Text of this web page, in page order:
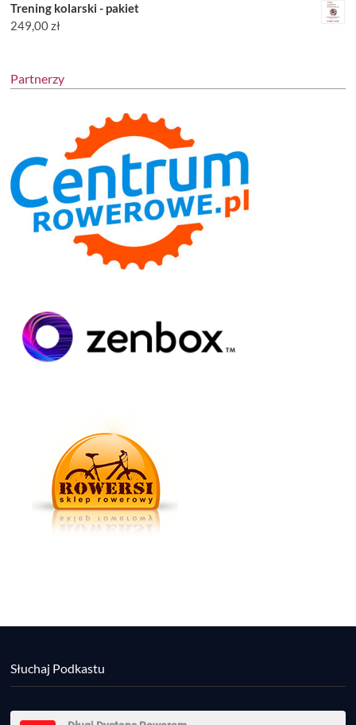
Trening kolarski - pakiet
249,00zł
Partnerzy
Słuchaj Podkastu